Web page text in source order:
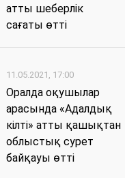
атты шеберлік
сағаты өтті
11.05.2021, 17:00
Оралда оқушылар
арасында «Адалдық
кілті» атты қашықтан
облыстық сурет
байқауы өтті